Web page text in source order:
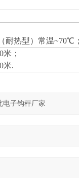
耐热型）常温~70℃
；
米.